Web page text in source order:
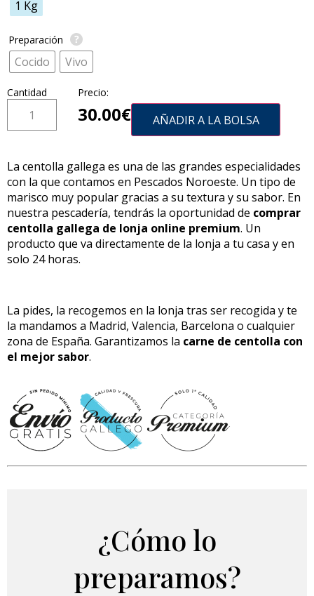
1 Kg
Preparación
Cocido Vivo
Cantidad Precio:
30.00€ AÑADIR A LA BOLSA
La centolla gallega es una de las grandes especialidades
con la que contamos en Pescados Noroeste. Un tipo de
marisco muy popular gracias a su textura y su sabor. En
nuestra pescadería, tendrás la oportunidad de comprar
centolla gallega de lonja online premium. Un
producto que va directamente de la lonja a tu casa y en
solo 24 horas.
La pides, la recogemos en la lonja tras ser recogida y te
la mandamos a Madrid, Valencia, Barcelona o cualquier
zona de España. Garantizamos la carne de centolla con
el mejor sabor.
¿Cómo lo
preparamos?